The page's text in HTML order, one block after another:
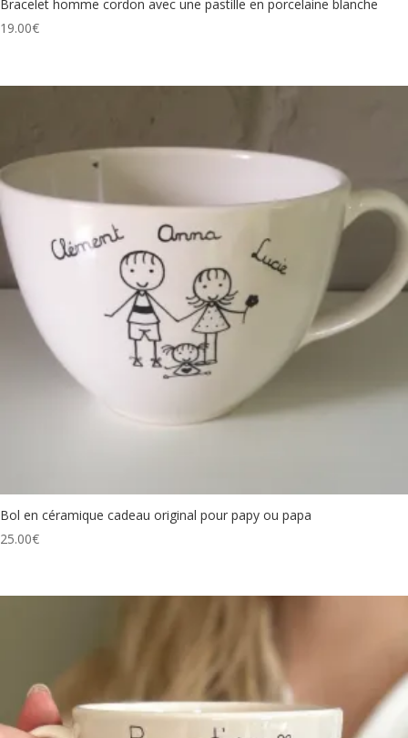
Bracelet homme cordon avec une pastille en porcelaine blanche
19.00€
Bol en céramique cadeau original pour papy ou papa
25.00€